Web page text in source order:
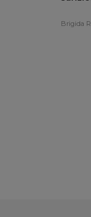
Brigida